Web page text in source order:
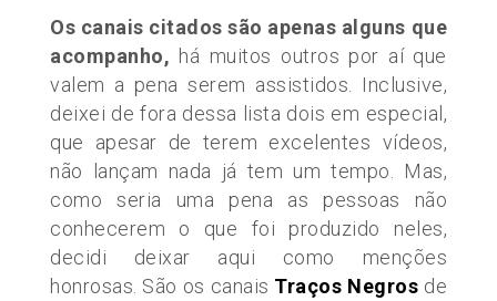
Os canais citados são apenas alguns que
acompanho, há muitos outros por aí que
valem a pena serem assistidos. Inclusive,
deixei de fora dessa lista dois em especial,
que apesar de terem excelentes vídeos,
não lançam nada já tem um tempo. Mas,
como seria uma pena as pessoas não
conhecerem o que foi produzido neles,
decidi deixar aqui como menções
honrosas. São os canais Traços Negros de